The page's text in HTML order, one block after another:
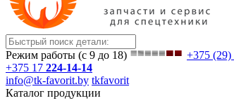
Режим работы (с 9 до 18) +375 (29)
+375 17 224-14-14
info@tk-favorit.by tkfavorit
Каталог продукции